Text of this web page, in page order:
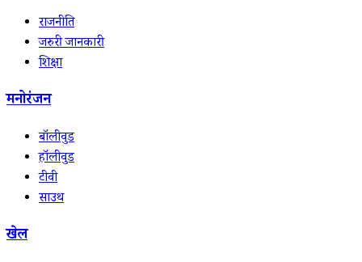
राजनीति
जरुरी जानकारी
शिक्षा
मनोरंजन
बॉलीवुड
हॉलीवुड
टीवी
साउथ
खेल